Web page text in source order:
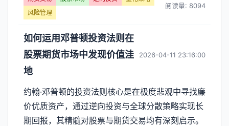
风险管理
阅读量: 8094
如何运用邓普顿投资法则在
股票期货市场中发现价值洼
地
2026-04-11 23:16:00
约翰·邓普顿的投资法则核心是在极度悲观中寻找廉
价优质资产，通过逆向投资与全球分散策略实现长
期回报，其精髓对股票与期货交易均有深刻启示。